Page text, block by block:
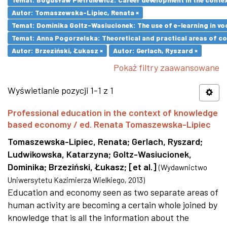
Autor: Tomaszewska-Lipiec, Renata ×
Temat: Dominika Goltz-Wasiucionek: The use of e-learning in
Temat: Anna Pogorzelska: Theoretical and practical areas of
Autor: Brzeziński, Łukasz ×
Autor: Gerlach, Ryszard ×
Pokaż filtry zaawansowane
Wyświetlanie pozycji 1-1 z 1
Professional education in the context of knowledge
based economy / ed. Renata Tomaszewska-Lipiec
Tomaszewska-Lipiec, Renata; Gerlach, Ryszard;
Ludwikowska, Katarzyna; Goltz-Wasiucionek,
Dominika; Brzeziński, Łukasz; [et al.] (Wydawnictwo
Uniwersytetu Kazimierza Wielkiego, 2013)
Education and economy seen as two separate areas of
human activity are becoming a certain whole joined by
knowledge that is all the information about the